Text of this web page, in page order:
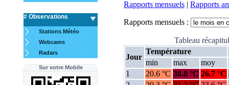
# Observations
Stations Météo
Webcams
Radars
Sur votre Mobile